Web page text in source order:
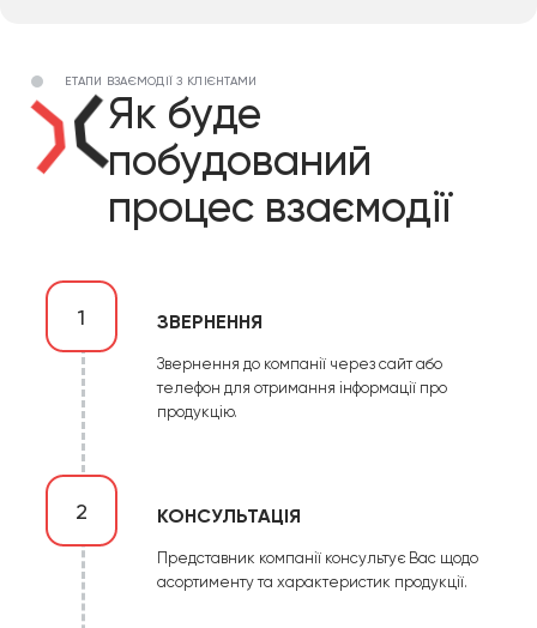
ЕТАПИ ВЗАЄМОДІЇ З КЛІЄНТАМИ
Як буде
побудований
процес взаємодії
1 ЗВЕРНЕННЯ
Звернення до компанії через сайт або
телефон для отримання інформації про
продукцію.
2 КОНСУЛЬТАЦІЯ
Представник компанії консультує Вас щодо
асортименту та характеристик продукції.